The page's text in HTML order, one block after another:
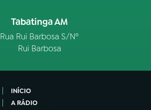
Tabatinga AM
Rua Rui Barbosa S/Nº
Rui Barbosa
INÍCIO
A RÁDIO